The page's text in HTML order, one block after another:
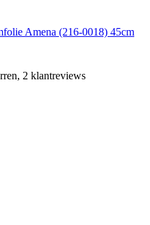
Amena (216-0018) 45cm
2 klantreviews